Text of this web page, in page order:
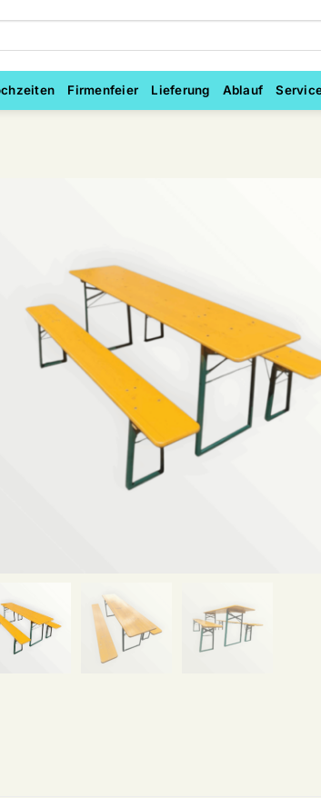
Firmenfeier Lieferung Ablauf